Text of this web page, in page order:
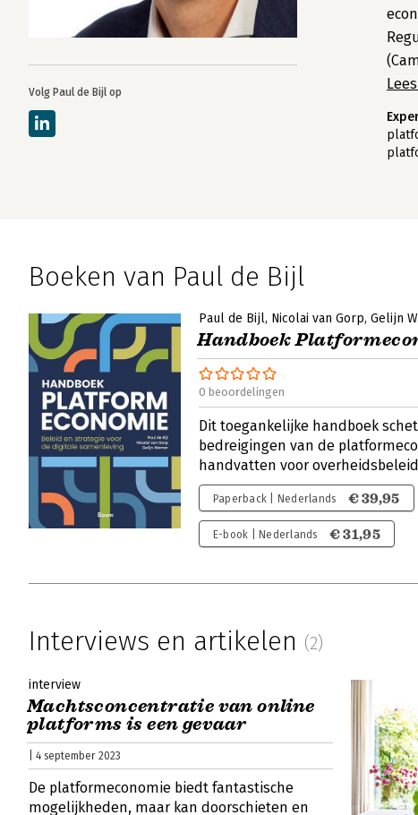
Volg Paul de Bijl op
Boeken van Paul de Bijl
Paul de Bijl Nicolai van Gorp Gelijn
Handboek
0 beoordelingen
Dit toegankelijke handboek
bedreigingen van de
handvatten voor
Paperback | Nederlands € 39,95
E-book | Nederlands € 31,95
Interviews en artikelen (2)
interview
Machtsconcentratie van online
platforms is een gevaar
| 4 september 2023
De platformeconomie biedt fantastische
mogelijkheden, maar kan doorschieten en